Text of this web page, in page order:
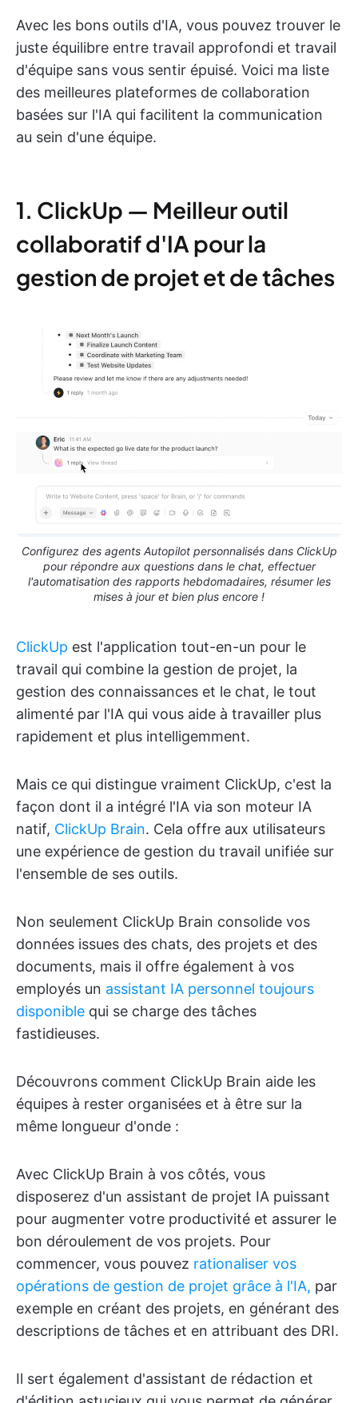
Avec les bons outils d'IA, vous pouvez trouver le
juste équilibre entre travail approfondi et travail
d'équipe sans vous sentir épuisé. Voici ma liste
des meilleures plateformes de collaboration
basées sur l'IA qui facilitent la communication
au sein d'une équipe.
1. ClickUp — Meilleur outil
collaboratif d'IA pour la
gestion de projet et de tâches
Configurez des agents Autopilot personnalisés dans ClickUp
pour répondre aux questions dans le chat, effectuer
l'automatisation des rapports hebdomadaires, résumer les
mises à jour et bien plus encore !
ClickUp est l'application tout-en-un pour le
travail qui combine la gestion de projet, la
gestion des connaissances et le chat, le tout
alimenté par l'IA qui vous aide à travailler plus
rapidement et plus intelligemment.
Mais ce qui distingue vraiment ClickUp, c'est la
façon dont il a intégré l'IA via son moteur IA
natif, ClickUp Brain. Cela offre aux utilisateurs
une expérience de gestion du travail unifiée sur
l'ensemble de ses outils.
Non seulement ClickUp Brain consolide vos
données issues des chats, des projets et des
documents, mais il offre également à vos
employés un assistant IA personnel toujours
disponible qui se charge des tâches
fastidieuses.
Découvrons comment ClickUp Brain aide les
équipes à rester organisées et à être sur la
même longueur d'onde :
Avec ClickUp Brain à vos côtés, vous
disposerez d'un assistant de projet IA puissant
pour augmenter votre productivité et assurer le
bon déroulement de vos projets. Pour
commencer, vous pouvez rationaliser vos
opérations de gestion de projet grâce à l'IA, par
exemple en créant des projets, en générant des
descriptions de tâches et en attribuant des DRI.
Il sert également d'assistant de rédaction et